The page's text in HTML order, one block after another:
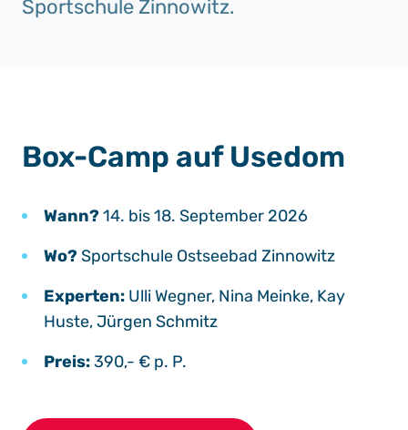
Sportschule Zinnowitz.
Box-Camp auf Usedom
Wann?14. bis 18. September 2026
Wo?Sportschule Ostseebad Zinnowitz
Experten: Ulli Wegner, Nina Meinke, Kay
Huste, Jürgen Schmitz
Preis:390,- € p. P.